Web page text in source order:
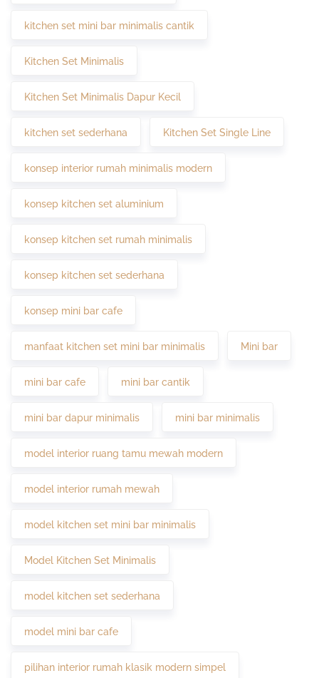
kitchen set mini bar minimalis cantik
Kitchen Set Minimalis
Kitchen Set Minimalis Dapur Kecil
kitchen set sederhana Kitchen Set Single Line
konsep interior rumah minimalis modern
konsep kitchen set aluminium
konsep kitchen set rumah minimalis
konsep kitchen set sederhana
konsep mini bar cafe
manfaat kitchen set mini bar minimalis Mini bar
mini bar cafe mini bar cantik
mini bar dapur minimalis mini bar minimalis
model interior ruang tamu mewah modern
model interior rumah mewah
model kitchen set mini bar minimalis
Model Kitchen Set Minimalis
model kitchen set sederhana
model mini bar cafe
pilihan interior rumah klasik modern simpel